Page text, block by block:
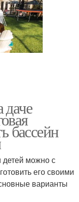
бассейн
детей можно с
его своими
варианты